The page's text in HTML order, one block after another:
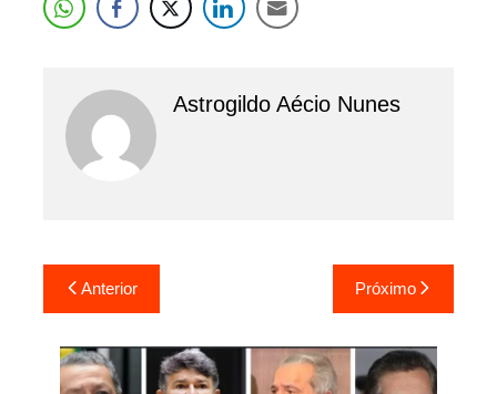
Astrogildo Aécio Nunes
Navegação
de
Post
Anterior Próximo